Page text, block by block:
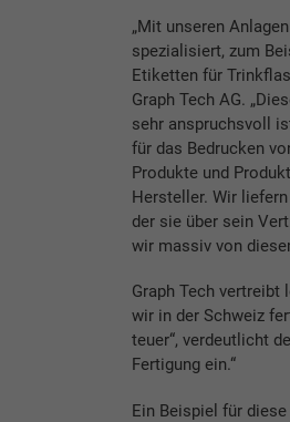
„Mit unseren
spezialisiert, zum
Etiketten für
Graph Tech AG.
sehr anspruchsvoll
für das Bedrucken
Produkte und
Hersteller. Wir
der sie über sein
wir massiv von
Graph Tech vertreibt
wir in der Schweiz
teuer“, verdeutlicht
Fertigung ein.“
Ein Beispiel für